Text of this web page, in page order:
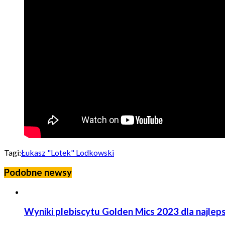
Tagi:Łukasz "Lotek" Lodkowski
Podobne newsy
Wyniki plebiscytu Golden Mics 2023 dla